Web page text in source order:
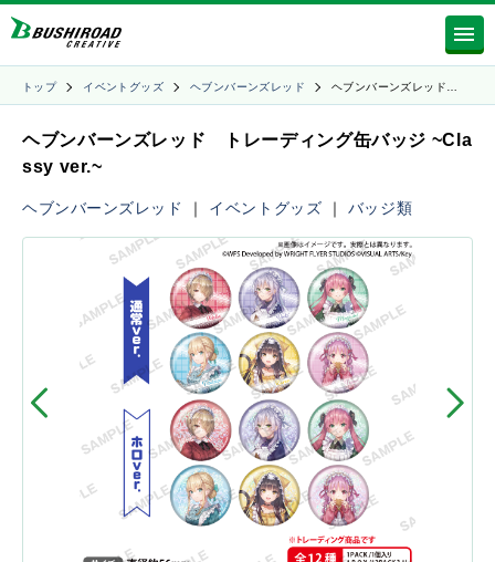
トップ イベントグッズ ヘブンバーンズレッド ヘブンバーンズレッド…
ヘブンバーンズレッド トレーディング缶バッジ ~Cla
ssy ver.~
ヘブンバーンズレッド ｜ イベントグッズ ｜ バッジ類